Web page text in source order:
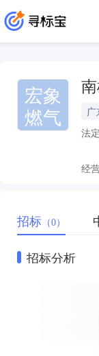
宏象
燃气
法
经
招标 （0）
招标分析